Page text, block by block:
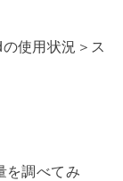
使用状況＞ス
を調べてみ